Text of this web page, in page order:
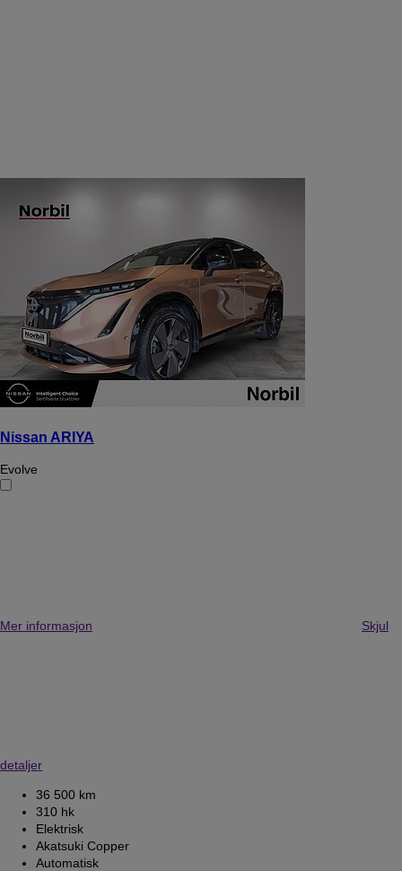
Nissan ARIYA
Evolve
Mer informasjon Skjul
detaljer
36 500 km
310 hk
Elektrisk
Akatsuki Copper
Automatisk